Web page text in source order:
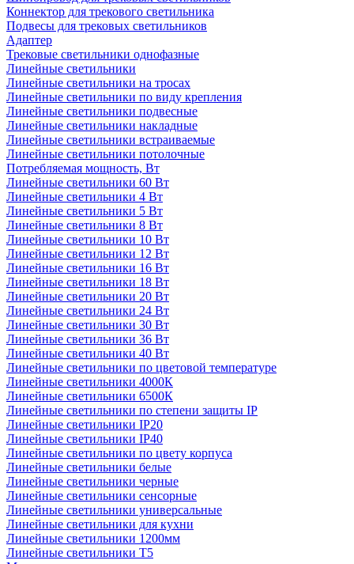
Коннектор для трекового светильника
Подвесы для трековых светильников
Адаптер
Трековые светильники однофазные
Линейные светильники
Линейные светильники на тросах
Линейные светильники по виду крепления
Линейные светильники подвесные
Линейные светильники накладные
Линейные светильники встраиваемые
Линейные светильники потолочные
Потребляемая мощность, Вт
Линейные светильники 60 Вт
Линейные светильники 4 Вт
Линейные светильники 5 Вт
Линейные светильники 8 Вт
Линейные светильники 10 Вт
Линейные светильники 12 Вт
Линейные светильники 16 Вт
Линейные светильники 18 Вт
Линейные светильники 20 Вт
Линейные светильники 24 Вт
Линейные светильники 30 Вт
Линейные светильники 36 Вт
Линейные светильники 40 Вт
Линейные светильники по цветовой температуре
Линейные светильники 4000К
Линейные светильники 6500К
Линейные светильники по степени защиты IP
Линейные светильники IP20
Линейные светильники IP40
Линейные светильники по цвету корпуса
Линейные светильники белые
Линейные светильники черные
Линейные светильники сенсорные
Линейные светильники универсальные
Линейные светильники для кухни
Линейные светильники 1200мм
Линейные светильники Т5